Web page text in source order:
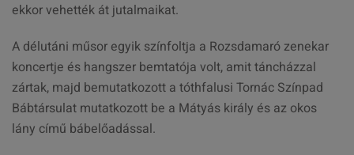
ekkor vehették át jutalmaikat.
A délutáni műsor egyik színfoltja a Rozsdamaró zenekar
koncertje és hangszer bemtatója volt, amit táncházzal
zártak, majd bemutatkozott a tóthfalusi Tornác Színpad
Bábtársulat mutatkozott be a Mátyás király és az okos
lány című bábelőadással.